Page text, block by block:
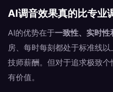
AI调音效果真的比专业
AI的优势在于一致性、实时性
房、每时每刻都处于标准线
技师薪酬。但对于追求极致
有价值。